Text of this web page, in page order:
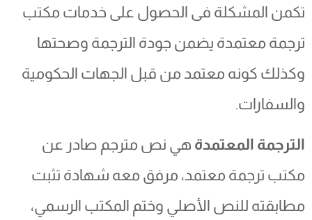
تكمن المشكلة فى الحصول على خدمات مكتب
ترجمة معتمدة يضمن جودة الترجمة وصحتها
وكذلك كونه معتمد من قبل الجهات الحكومية
والسفارات.
الترجمة المعتمدةهي نص مترجم صادر عن
مكتب ترجمة معتمد، مرفق معه شهادة تثبت
مطابقته للنص الأصلي وختم المكتب الرسمي،